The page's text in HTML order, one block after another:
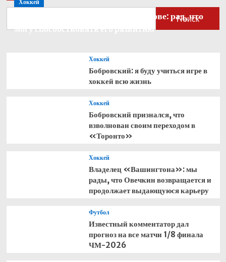
и
Поиск
Хоккей
Бобровский — о голкипере Ахтямове: рад, что
могу способствовать его развитию
Хоккей
Бобровский: я буду учиться игре в
хоккей всю жизнь
Хоккей
Бобровский признался, что
взволнован своим переходом в
«Торонто»
Хоккей
Владелец «Вашингтона»: мы
рады, что Овечкин возвращается и
продолжает выдающуюся карьеру
Футбол
Известный комментатор дал
прогноз на все матчи 1/8 финала
ЧМ-2026